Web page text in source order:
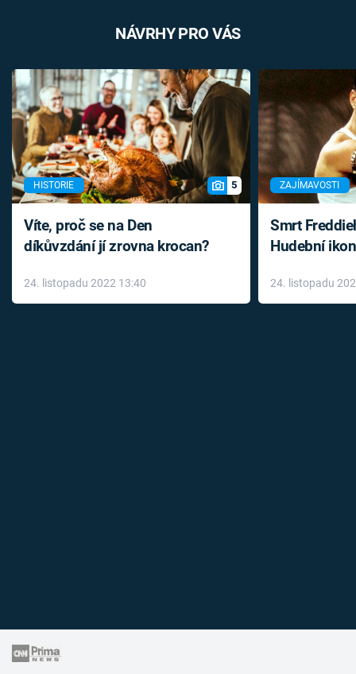
NÁVRHY PRO VÁS
HISTORIE 5
Víte, proč se na Den
díkůvzdání jí zrovna krocan?
24. listopadu 2022 13:40
ZAJÍMAVOSTI
Smrt
Hudební
léky
24. listopadu